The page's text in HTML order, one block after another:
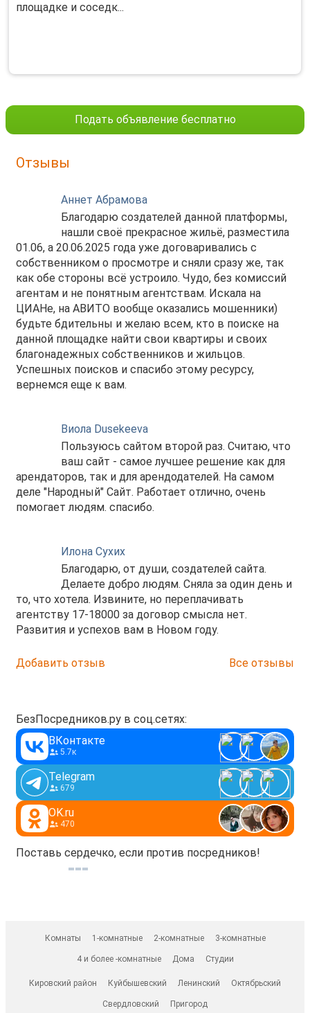
площадке и соседк...
Подать объявление бесплатно
Отзывы
Аннет Абрамова
Благодарю создателей данной платформы,
нашли своё прекрасное жильё, разместила
01.06, а 20.06.2025 года уже договаривались с
собственником о просмотре и сняли сразу же, так
как обе стороны всё устроило. Чудо, без комиссий
агентам и не понятным агентствам. Искала на
ЦИАНе, на АВИТО вообще оказались мошенники)
будьте бдительны и желаю всем, кто в поиске на
данной площадке найти свои квартиры и своих
благонадежных собственников и жильцов.
Успешных поисков и спасибо этому ресурсу,
вернемся еще к вам.
Виола Dusekeeva
Пользуюсь сайтом второй раз. Считаю, что
ваш сайт - самое лучшее решение как для
арендаторов, так и для арендодателей. На самом
деле "Народный" Сайт. Работает отлично, очень
помогает людям. спасибо.
Илона Сухих
Благодарю, от души, создателей сайта.
Делаете добро людям. Сняла за один день и
то, что хотела. Извините, но переплачивать
агентству 17-18000 за договор смысла нет.
Развития и успехов вам в Новом году.
Добавить отзыв Все отзывы
БезПосредников.ру в соц.сетях:
ВКонтакте
5.7к
Telegram
679
OK.ru
470
Поставь сердечко, если против посредников!
Комнаты 1-комнатные 2-комнатные 3-комнатные
4 и более -комнатные Дома Студии
Кировский район Куйбышевский Ленинский Октябрьский
Свердловский Пригород